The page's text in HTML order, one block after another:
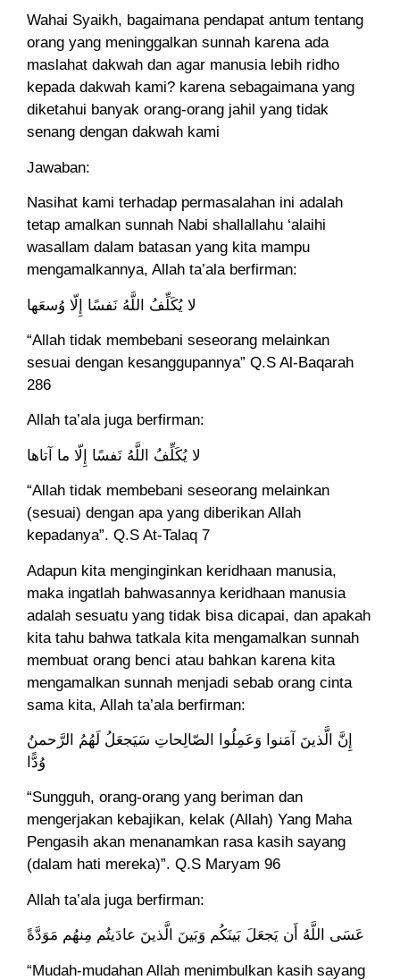
Wahai Syaikh, bagaimana pendapat antum tentang
orang yang meninggalkan sunnah karena ada
maslahat dakwah dan agar manusia lebih ridho
kepada dakwah kami? karena sebagaimana yang
diketahui banyak orang-orang jahil yang tidak
senang dengan dakwah kami
Jawaban:
Nasihat kami terhadap permasalahan ini adalah
tetap amalkan sunnah Nabi shallallahu ‘alaihi
wasallam dalam batasan yang kita mampu
mengamalkannya, Allah ta’ala berfirman:
“Allah tidak membebani seseorang melainkan
sesuai dengan kesanggupannya” Q.S Al-Baqarah
286
Allah ta’ala juga berfirman:
“Allah tidak membebani seseorang melainkan
(sesuai) dengan apa yang diberikan Allah
kepadanya”. Q.S At-Talaq 7
Adapun kita menginginkan keridhaan manusia,
maka ingatlah bahwasannya keridhaan manusia
adalah sesuatu yang tidak bisa dicapai, dan apakah
kita tahu bahwa tatkala kita mengamalkan sunnah
membuat orang benci atau bahkan karena kita
mengamalkan sunnah menjadi sebab orang cinta
sama kita, Allah ta’ala berfirman:
إِنَّ الَّذينَ آمَنوا وَعَمِلُوا الصّالِحاتِ سَيَجعَلُ لَهُمُ الرَّحمنُ
وُدًّا
“Sungguh, orang-orang yang beriman dan
mengerjakan kebajikan, kelak (Allah) Yang Maha
Pengasih akan menanamkan rasa kasih sayang
(dalam hati mereka)”. Q.S Maryam 96
Allah ta’ala juga berfirman:
عَسَى اللَّهُ أَن يَجعَلَ بَينَكُم وَبَينَ الَّذينَ عادَيتُم مِنهُم مَوَدَّةً
“Mudah-mudahan Allah menimbulkan kasih sayang